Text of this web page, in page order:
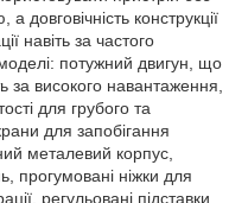
довговічність конструкції
навіть за частого
потужний двигун, що
за високого навантаження,
для грубого та
для запобігання
металевий корпус,
прогумовані ніжки для
регульовані підставки